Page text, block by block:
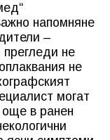
напомняне
–
прегледи не
не
могат
още в ранен